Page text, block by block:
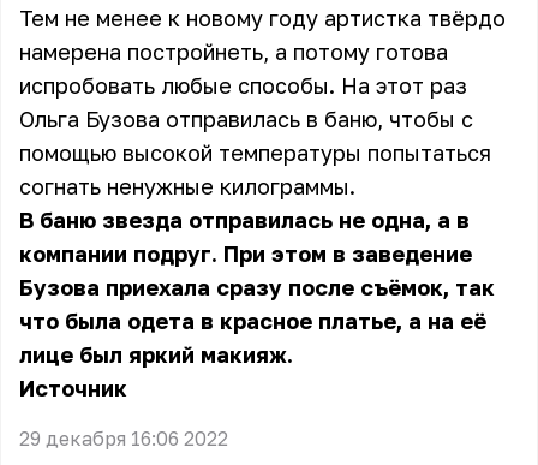
Тем не менее к новому году артистка твёрдо
намерена постройнеть, а потому готова
испробовать любые способы. На этот раз
Ольга Бузова отправилась в баню, чтобы с
помощью высокой температуры попытаться
согнать ненужные килограммы.
В баню звезда отправилась не одна, а в
компании подруг. При этом в заведение
Бузова приехала сразу после съёмок, так
что была одета в красное платье, а на её
лице был яркий макияж.
Источник
29 декабря 16:06 2022